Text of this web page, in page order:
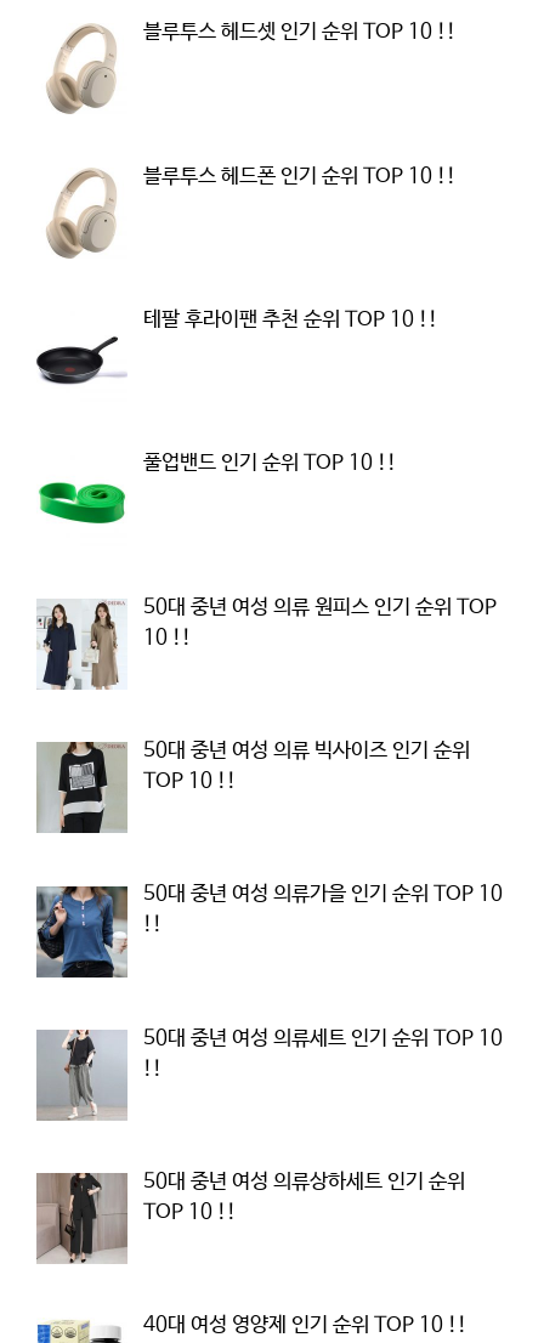
블루투스 헤드셋 인기 순위 TOP 10 !!
블루투스 헤드폰 인기 순위 TOP 10 !!
테팔 후라이팬 추천 순위 TOP 10 !!
풀업밴드 인기 순위 TOP 10 !!
50대 중년 여성 의류 원피스 인기 순위 TOP
10 !!
50대 중년 여성 의류 빅사이즈 인기 순위
TOP 10 !!
50대 중년 여성 의류가을 인기 순위 TOP 10
!!
50대 중년 여성 의류세트 인기 순위 TOP 10
!!
50대 중년 여성 의류상하세트 인기 순위
TOP 10 !!
40대 여성 영양제 인기 순위 TOP 10 !!